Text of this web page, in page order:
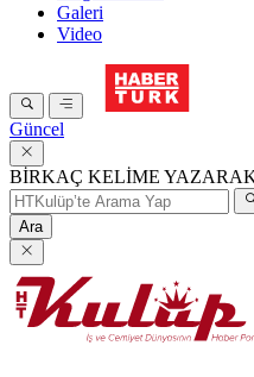
Galeri
Video
Güncel
BİRKAÇ KELİME
Ara